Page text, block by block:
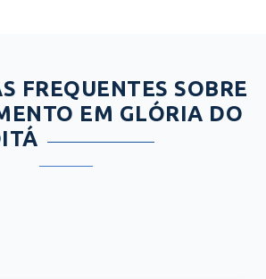
FREQUENTES SOBRE
EM GLÓRIA DO